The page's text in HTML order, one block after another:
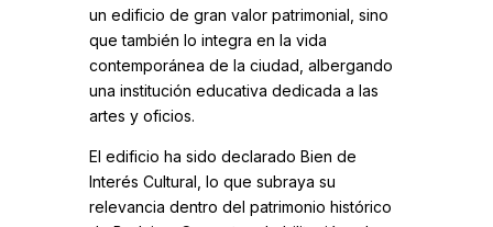
un edificio de gran valor patrimonial, sino
que también lo integra en la vida
contemporánea de la ciudad, albergando
una institución educativa dedicada a las
artes y oficios.
El edificio ha sido declarado Bien de
Interés Cultural, lo que subraya su
relevancia dentro del patrimonio histórico